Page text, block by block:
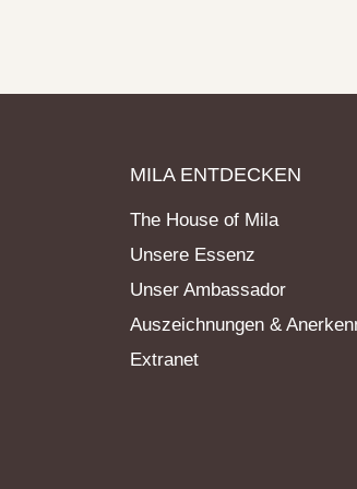
MILA ENTDECKEN
The House of Mila
Unsere Essenz
Unser Ambassador
Auszeichnungen &
Extranet